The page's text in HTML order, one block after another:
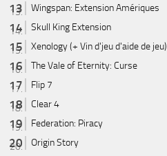
Wingspan: Extension Amériques
Skull King Extension
Xenology (+ Vin d'jeu d'aide de jeu)
The Vale of Eternity: Curse
Flip 7
Clear 4
Federation: Piracy
Origin Story